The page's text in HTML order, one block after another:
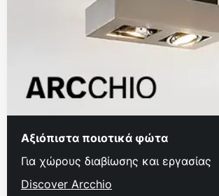
Αξιόπιστα ποιοτικά φώτα
Για χώρους διαβίωσης και εργασίας
Discover Arcchio